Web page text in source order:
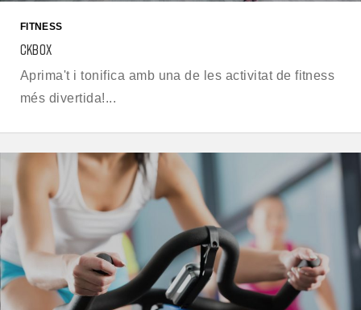
FITNESS
CKBOX
Aprima't i tonifica amb una de les activitat de fitness
més divertida!...